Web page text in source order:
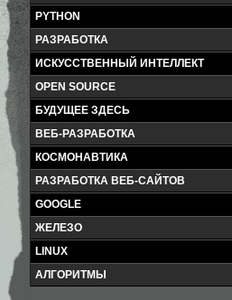
PYTHON
РАЗРАБОТКА
ИСКУССТВЕННЫЙ ИНТЕЛЛЕКТ
OPEN SOURCE
БУДУЩЕЕ ЗДЕСЬ
ВЕБ-РАЗРАБОТКА
КОСМОНАВТИКА
РАЗРАБОТКА ВЕБ-САЙТОВ
GOOGLE
ЖЕЛЕЗО
LINUX
АЛГОРИТМЫ